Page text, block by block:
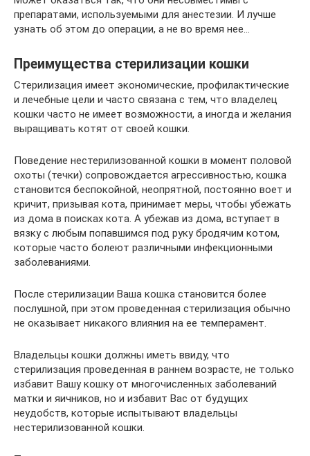
препаратами, используемыми для анестезии. И лучше
узнать об этом до операции, а не во время нее…
Преимущества стерилизации кошки
Стерилизация имеет экономические, профилактические
и лечебные цели и часто связана с тем, что владелец
кошки часто не имеет возможности, а иногда и желания
выращивать котят от своей кошки.
Поведение нестерилизованной кошки в момент половой
охоты (течки) сопровождается агрессивностью, кошка
становится беспокойной, неопрятной, постоянно воет и
кричит, призывая кота, принимает меры, чтобы убежать
из дома в поисках кота. А убежав из дома, вступает в
вязку с любым попавшимся под руку бродячим котом,
которые часто болеют различными инфекционными
заболеваниями.
После стерилизации Ваша кошка становится более
послушной, при этом проведенная стерилизация обычно
не оказывает никакого влияния на ее темперамент.
Владельцы кошки должны иметь ввиду, что
стерилизация проведенная в раннем возрасте, не только
избавит Вашу кошку от многочисленных заболеваний
матки и яичников, но и избавит Вас от будущих
неудобств, которые испытывают владельцы
нестерилизованной кошки.